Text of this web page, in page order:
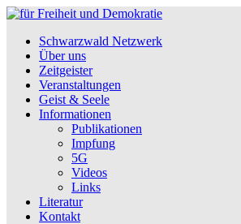
Schwarzwald Netzwerk
Über uns
Zeitgeister
Veranstaltungen
Geist & Seele
Informationen
Publikationen
Impfung
5G
Videos
Links
Literatur
Kontakt